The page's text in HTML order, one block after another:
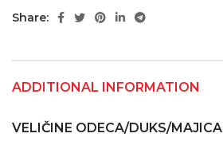
Share:
ADDITIONAL INFORMATION
VELIČINE ODECA/DUKS/MAJICA